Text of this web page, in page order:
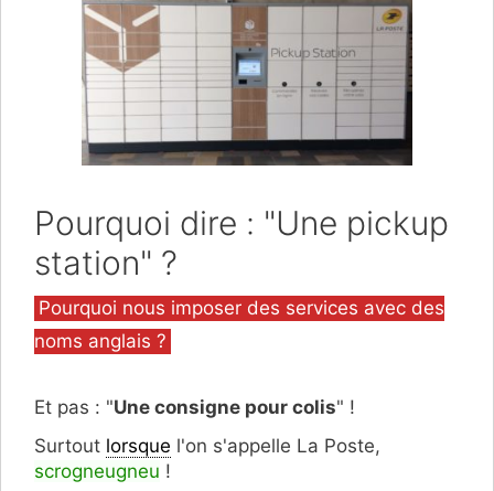
Pourquoi dire : "Une pickup
station" ?
Catégories
Pourquoi nous imposer des services avec des
noms anglais ?
Et pas : "Une consigne pour colis" !
Surtout lorsque l'on s'appelle La Poste,
scrogneugneu !